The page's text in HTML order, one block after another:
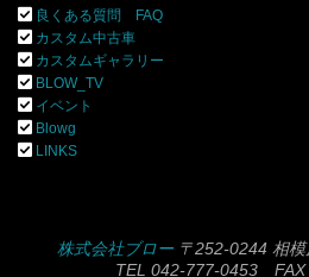
良くある質問 FAQ
カスタム中古車
カスタムギャラリー
BLOW_TV
イベント
Blowg
LINKS
株式会社ブロー 〒252-0244 相
TEL 042-777-0453 FAX